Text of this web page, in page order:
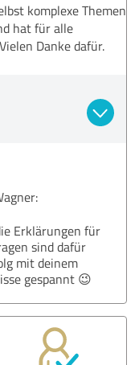
komplexe Themen
hat für alle
Danke dafür.
Erklärungen für
sind dafür
mit deinem
gespannt 😉